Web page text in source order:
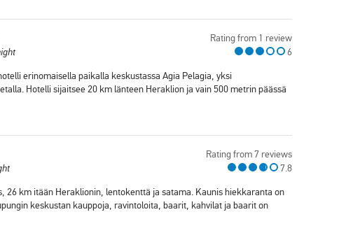
Rating from 1 review
6
erinomaisella paikalla keskustassa Agia Pelagia, yksi
Hotelli sijaitsee 20 km länteen Heraklion ja vain 500 metrin päässä
Rating from 7 reviews
7.8
26 km itään Heraklionin, lentokenttä ja satama. Kaunis hiekkaranta on
keskustan kauppoja, ravintoloita, baarit, kahvilat ja baarit on